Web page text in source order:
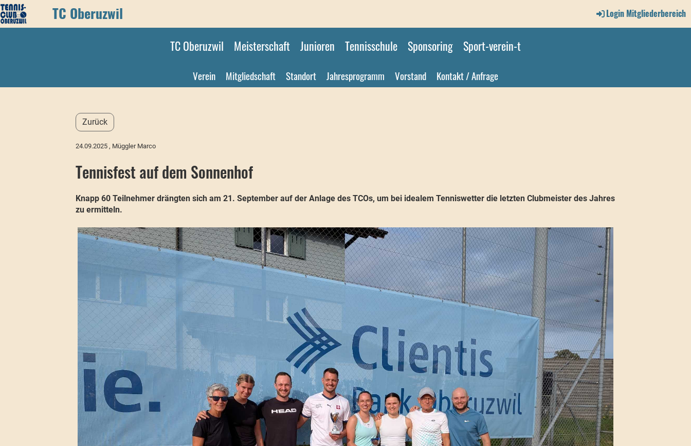
TC Oberuzwil Login Mitgliederbereich
TC Oberuzwil Meisterschaft Junioren Tennisschule Sponsoring Sport-verein-t
Verein Mitgliedschaft Standort Jahresprogramm Vorstand Kontakt / Anfrage
Zurück
24.09.2025 , Müggler Marco
Tennisfest auf dem Sonnenhof
Knapp 60 Teilnehmer drängten sich am 21. September auf der Anlage des TCOs, um bei idealem Tenniswetter die letzten Clubmeister des Jahres
zu ermitteln.